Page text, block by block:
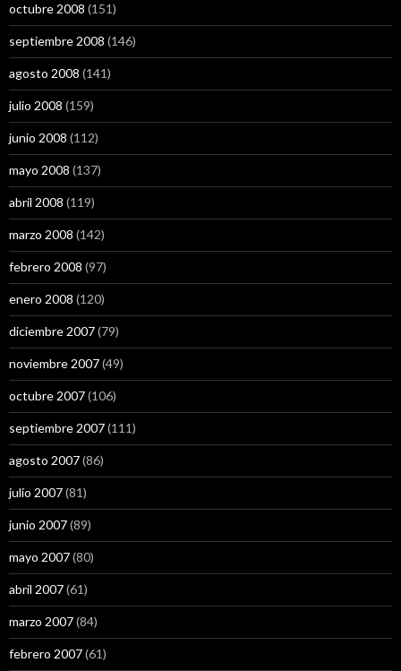
octubre 2008 (151)
septiembre 2008 (146)
agosto 2008 (141)
julio 2008 (159)
junio 2008 (112)
mayo 2008 (137)
abril 2008 (119)
marzo 2008 (142)
febrero 2008 (97)
enero 2008 (120)
diciembre 2007(79)
noviembre 2007(49)
octubre 2007(106)
septiembre 2007(111)
agosto 2007(86)
julio 2007(81)
junio 2007(89)
mayo 2007(80)
abril 2007(61)
marzo 2007(84)
febrero 2007(61)